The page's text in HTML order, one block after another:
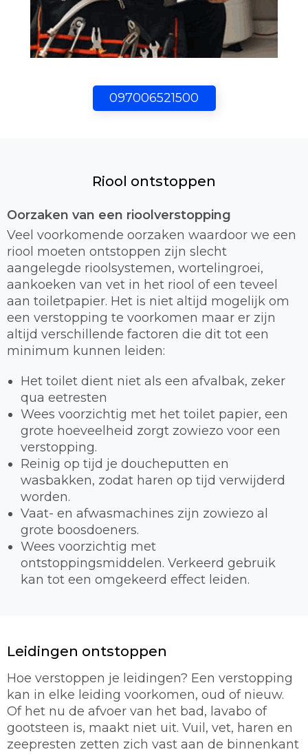
097006521500
Riool ontstoppen
Oorzaken van een rioolverstopping
Veel voorkomende oorzaken waardoor we een
riool moeten ontstoppen zijn slecht
aangelegde rioolsystemen, wortelingroei,
aankoeken van vet in het riool of een teveel
aan toiletpapier. Het is niet altijd mogelijk om
een verstopping te voorkomen maar er zijn
altijd verschillende factoren die dit tot een
minimum kunnen leiden:
Het toilet dient niet als een afvalbak, zeker
qua eetresten
Wees voorzichtig met het toilet papier, een
grote hoeveelheid zorgt zowiezo voor een
verstopping.
Reinig op tijd je doucheputten en
wasbakken, zodat haren op tijd verwijderd
worden.
Vaat- en afwasmachines zijn zowiezo al
grote boosdoeners.
Wees voorzichtig met
ontstoppingsmiddelen. Verkeerd gebruik
kan tot een omgekeerd effect leiden.
Leidingen ontstoppen
Hoe verstoppen je leidingen? Een verstopping
kan in elke leiding voorkomen, oud of nieuw.
Of het nu de afvoer van het bad, lavabo of
gootsteen is, maakt niet uit. Vuil, vet, haren en
zeepresten zetten zich vast aan de binnenkant